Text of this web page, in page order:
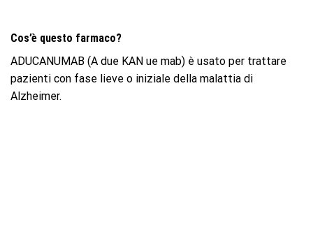
Cos’è questo farmaco?
ADUCANUMAB (A due KAN ue mab) è usato per trattare
pazienti con fase lieve o iniziale della malattia di
Alzheimer.